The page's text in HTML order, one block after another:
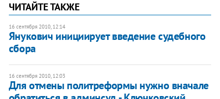
ЧИТАЙТЕ ТАКЖЕ
16 сентября 2010, 12:14
Янукович инициирует введение судебного
сбора
16 сентября 2010, 12:03
​Для отмены политреформы нужно вначале